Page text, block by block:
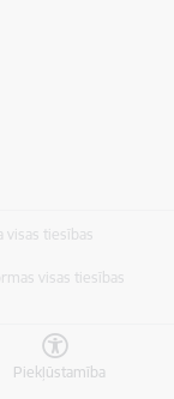
Piekļūstamība
visas tiesības
visas tiesības